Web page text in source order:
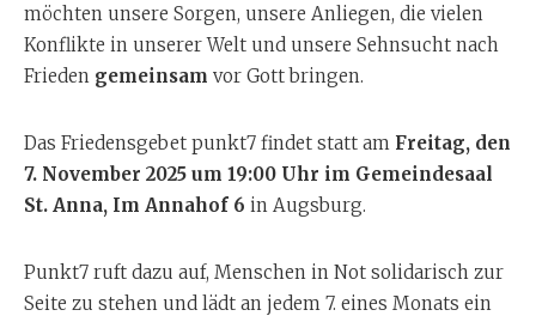
möchten unsere Sorgen, unsere Anliegen, die vielen
Konflikte in unserer Welt und unsere Sehnsucht nach
Frieden gemeinsam vor Gott bringen.
Das Friedensgebet punkt7 findet statt am Freitag, den
7. November 2025 um 19:00 Uhr im Gemeindesaal
St. Anna, Im Annahof 6 in Augsburg.
Punkt7 ruft dazu auf, Menschen in Not solidarisch zur
Seite zu stehen und lädt an jedem 7. eines Monats ein